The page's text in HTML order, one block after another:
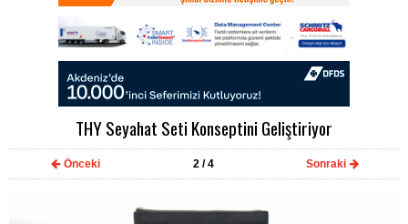
THY Seyahat Seti Konseptini Geliştiriyor
Önceki 2 / 4 Sonraki